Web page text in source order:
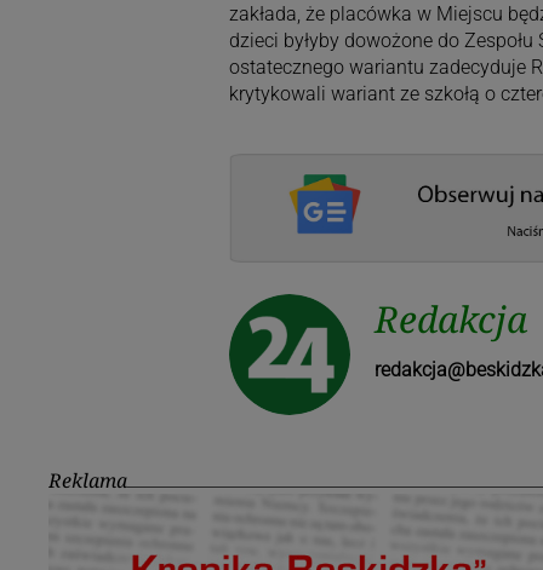
zakłada, że placówka w Miejscu
dzieci byłyby dowożone do
ostatecznego wariantu zadecyduje
krytykowali wariant ze szkołą o
Redakcja
Reklama